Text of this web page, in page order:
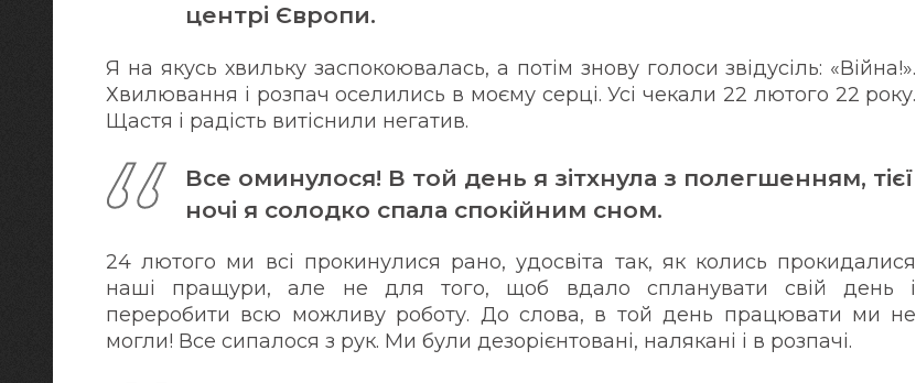
центрі Європи.
Я на якусь хвильку заспокоювалась, а потім знову голоси звідусіль: «Війна!».
Хвилювання і розпач оселились в моєму серці. Усі чекали 22 лютого 22 року.
Щастя і радість витіснили негатив.
Все оминулося! В той день я зітхнула з полегшенням, тієї
ночі я солодко спала спокійним сном.
24 лютого ми всі прокинулися рано, удосвіта так, як колись прокидалися
наші пращури, але не для того, щоб вдало спланувати свій день і
переробити всю можливу роботу. До слова, в той день працювати ми не
могли! Все сипалося з рук. Ми були дезорієнтовані, налякані і в розпачі.